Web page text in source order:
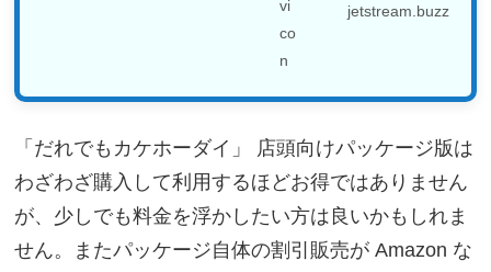
jetstream.buzz
「だれでもカケホーダイ」 店頭向けパッケージ版は
わざわざ購入して利用するほどお得ではありません
が、少しでも料金を浮かしたい方は良いかもしれま
せん。またパッケージ自体の割引販売が Amazon な